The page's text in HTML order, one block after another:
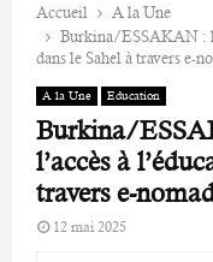
Accueil
A la Une
Burkina/ESSAKAN :
dans le Sahel à travers e-
A la Une Education
Burkina/
l’accès à
travers e-
12 mai 2025